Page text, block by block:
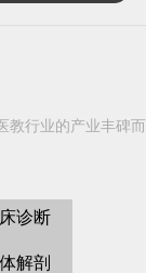
教行业的产业丰碑而
诊断
解剖